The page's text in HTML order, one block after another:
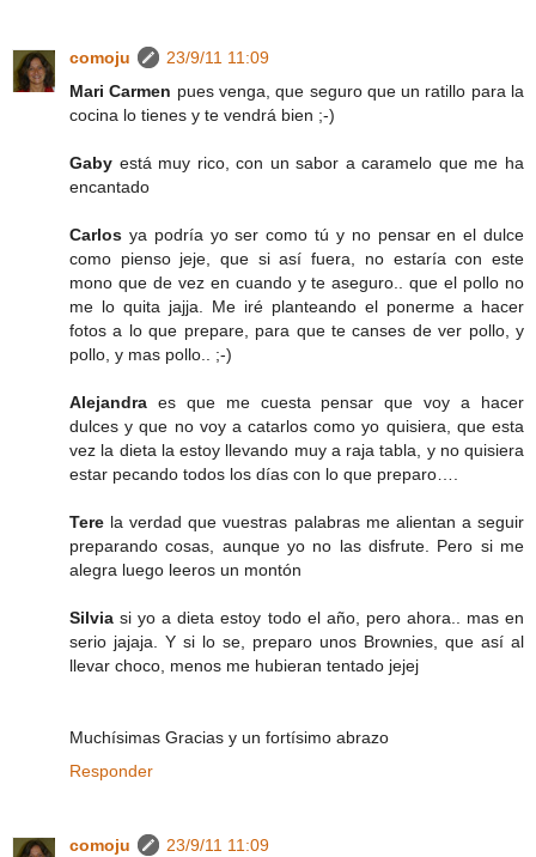
comoju
23/9/11 11:09
Mari Carmen pues venga, que seguro que un ratillo para la
cocina lo tienes y te vendrá bien ;-)
Gaby está muy rico, con un sabor a caramelo que me ha
encantado
Carlos ya podría yo ser como tú y no pensar en el dulce
como pienso jeje, que si así fuera, no estaría con este
mono que de vez en cuando y te aseguro.. que el pollo no
me lo quita jajja. Me iré planteando el ponerme a hacer
fotos a lo que prepare, para que te canses de ver pollo, y
pollo, y mas pollo.. ;-)
Alejandra es que me cuesta pensar que voy a hacer
dulces y que no voy a catarlos como yo quisiera, que esta
vez la dieta la estoy llevando muy a raja tabla, y no quisiera
estar pecando todos los días con lo que preparo….
Tere la verdad que vuestras palabras me alientan a seguir
preparando cosas, aunque yo no las disfrute. Pero si me
alegra luego leeros un montón
Silviasi yo a dieta estoy todo el año, pero ahora.. mas en
serio jajaja. Y si lo se, preparo unos Brownies, que así al
llevar choco, menos me hubieran tentado jejej
Muchísimas Gracias y un fortísimo abrazo
Responder
comoju
23/9/11 11:09